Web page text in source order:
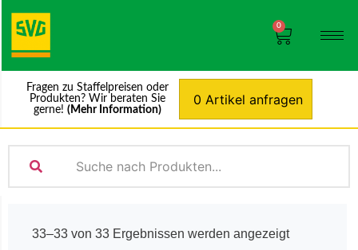
0
Fragen zu Staffelpreisen oder
Produkten? Wir beraten Sie
gerne! (Mehr Information)
0 Artikel anfragen
33–33 von 33 Ergebnissen werden angezeigt